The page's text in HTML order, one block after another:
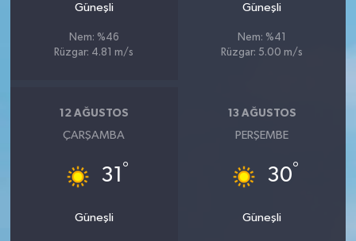
Güneşli
Nem: %46
Rüzgar: 4.81 m/s
Güneşli
Nem: %41
Rüzgar: 5.00 m/s
12 AĞUSTOS
ÇARŞAMBA
31 °
Güneşli
13 AĞUSTOS
PERŞEMBE
30°
Güneşli